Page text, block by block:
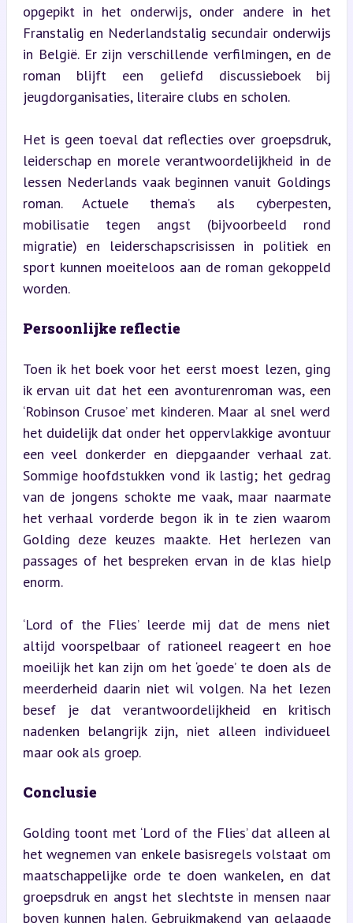
opgepikt in het onderwijs, onder andere in het
Franstalig en Nederlandstalig secundair onderwijs
in België. Er zijn verschillende verfilmingen, en de
roman blijft een geliefd discussieboek bij
jeugdorganisaties, literaire clubs en scholen.
Het is geen toeval dat reflecties over groepsdruk,
leiderschap en morele verantwoordelijkheid in de
lessen Nederlands vaak beginnen vanuit Goldings
roman. Actuele thema’s als cyberpesten,
mobilisatie tegen angst (bijvoorbeeld rond
migratie) en leiderschapscrisissen in politiek en
sport kunnen moeiteloos aan de roman gekoppeld
worden.
Persoonlijke reflectie
Toen ik het boek voor het eerst moest lezen, ging
ik ervan uit dat het een avonturenroman was, een
‘Robinson Crusoe’ met kinderen. Maar al snel werd
het duidelijk dat onder het oppervlakkige avontuur
een veel donkerder en diepgaander verhaal zat.
Sommige hoofdstukken vond ik lastig; het gedrag
van de jongens schokte me vaak, maar naarmate
het verhaal vorderde begon ik in te zien waarom
Golding deze keuzes maakte. Het herlezen van
passages of het bespreken ervan in de klas hielp
enorm.
‘Lord of the Flies’ leerde mij dat de mens niet
altijd voorspelbaar of rationeel reageert en hoe
moeilijk het kan zijn om het ‘goede’ te doen als de
meerderheid daarin niet wil volgen. Na het lezen
besef je dat verantwoordelijkheid en kritisch
nadenken belangrijk zijn, niet alleen individueel
maar ook als groep.
Conclusie
Golding toont met ‘Lord of the Flies’ dat alleen al
het wegnemen van enkele basisregels volstaat om
maatschappelijke orde te doen wankelen, en dat
groepsdruk en angst het slechtste in mensen naar
boven kunnen halen. Gebruikmakend van gelaagde